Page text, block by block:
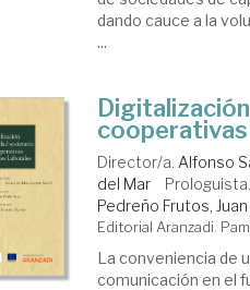
dando cauce a la
...
Director/a. Alfonso
del Mar
Prologuista.
Pedreño Frutos,
Editorial Aranzadi.
La conveniencia de
comunicación en el